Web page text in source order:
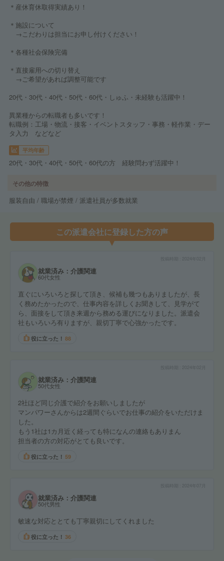
＊産休育休取得実績あり！
＊施設について
→こだわりは担当にお申し付けください！
＊各種社会保険完備
＊直接雇用への切り替え
→ご希望があれば調整可能です
20代・30代・40代・50代・60代・しゅふ・未経験も活躍中！
異業種からの転職者も多いです！
転職例：工場・物流・接客・イベントスタッフ・事務・軽作業・デー
タ入力 などなど
平均年齢
20代・30代・40代・50代・60代の方 経験問わず活躍中！
その他の特徴
服装自由 / 職場が禁煙 / 派遣社員が多数就業
この派遣会社に登録した方の声
2024年02月
就業済み：介護関連
60代女性
直ぐにいろいろと探して頂き、候補も幾つもありましたが、長
く務めたかったので、仕事内容を詳しくお聞きして、見学がて
ら、面接をして頂き来週から務める運びになりました。派遣会
社もいろいろ有りますが、親切丁寧で心強かったです。
役に立った！ 88
2024年02月
就業済み：介護関連
50代女性
2社ほど同じ介護で紹介をお願いしましたが
マンパワーさんからは2週間ぐらいでお仕事の紹介をいただけま
した。
もう1社は1カ月近く経っても特になんの連絡もありまん
担当者の方の対応がとても良いです。
役に立った！ 59
2024年07月
就業済み：介護関連
50代男性
敏速な対応ととても丁寧親切にしてくれました
役に立った！ 36